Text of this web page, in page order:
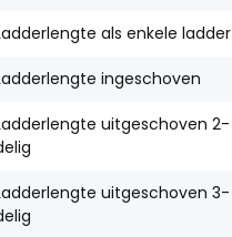
als enkele ladder
ingeschoven
uitgeschoven 2-
uitgeschoven 3-